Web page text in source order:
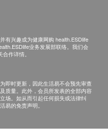
IgG)
IgM)
IgG)
及深圳企鹅门诊
何疾病徵兆时，应立即
出诊断及治疗。
。生活易【健康网购
有兴趣成为健康网购 health.ESDlife
业务发展部联络。我们会
作详情。
即时更新，因此生活易不会预先审查
质量。此外，会员所发表的全部内容
场。如从而引起任何损失或法律纠
易的免责声明。